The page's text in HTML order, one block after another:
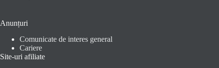
Anunțuri
Comunicate de interes general
Cariere
Site-uri afiliate